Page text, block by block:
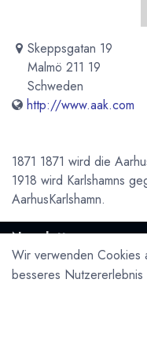
Skeppsgatan 19
Malmö 211 19
Schweden
http://www.aak.com
1871 1871 wird die
1918 wird Karlshamns
AarhusKarlshamn.
Newsletter
Kostenlose News - 1
Wir verwenden Cookies
besseres